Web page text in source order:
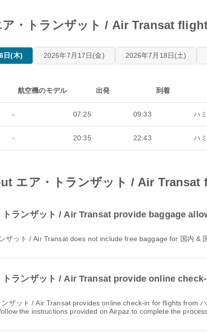
ア・トランザット / Air Transat
日(木) 2026年7月17日(金) 2026年7月18日(土)
航空機のモデル 出発 到着
- 07:25 09:33 ハ
- 20:35 22:43 ハ
エア・トランザット / Air
トランザット / Air Transat provide baggage
ンザット / Air Transat does not include free baggage for 国内
トランザット / Air Transat provide online
the instructions provided on Airpaz to complete the